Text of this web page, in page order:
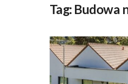
Tag: Budowa